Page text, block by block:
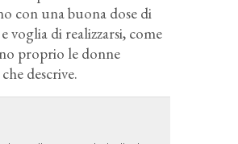
con una buona dose di
voglia di realizzarsi, come
proprio le donne
descrive.